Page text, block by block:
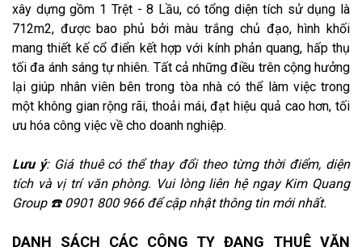
xây dựng gồm 1 Trệt - 8 Lầu, có tổng diện tích sử dụng là
712m2, được bao phủ bởi màu trắng chủ đạo, hình khối
mang thiết kế cổ điển kết hợp với kính phản quang, hấp thụ
tối đa ánh sáng tự nhiên. Tất cả những điều trên cộng hưởng
lại giúp nhân viên bên trong tòa nhà có thể làm việc trong
một không gian rộng rãi, thoải mái, đạt hiệu quả cao hơn, tối
ưu hóa công việc về cho doanh nghiệp.
Lưu ý: Giá thuê có thể thay đổi theo từng thời điểm, diện
tích và vị trí văn phòng. Vui lòng liên hệ ngay Kim Quang
Group ☎️ 0901 800 966 để cập nhật thông tin mới nhất.
DANH SÁCH CÁC CÔNG TY ĐANG THUÊ VĂN